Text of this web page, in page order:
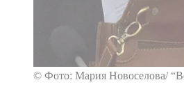
© Фото: Мария Новоселова/